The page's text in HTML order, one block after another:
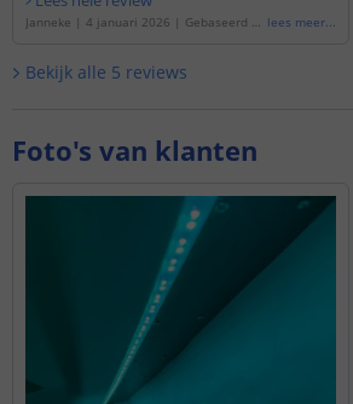
Janneke | 4 januari 2026 | Gebaseerd op lees meer...
Bekijk alle 5 reviews
Foto's van klanten